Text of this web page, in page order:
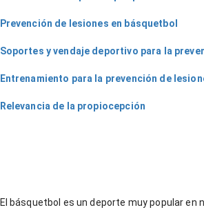
Prevención de lesiones en básquetbol
Soportes y vendaje deportivo para la
Entrenamiento para la prevención de
Relevancia de la propiocepción
El básquetbol es un deporte muy popular